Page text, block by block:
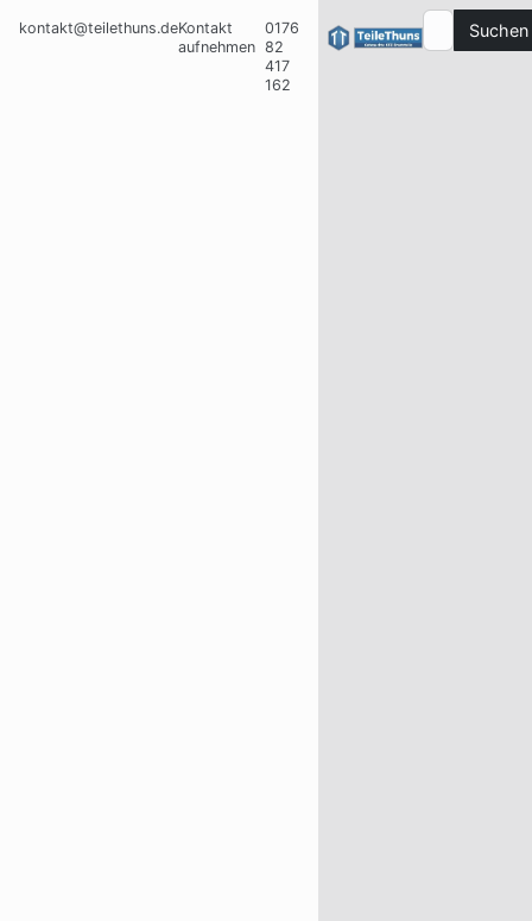
kontakt@teilethuns.deKontakt
aufnehmen
0176
82
417
162
Suchen